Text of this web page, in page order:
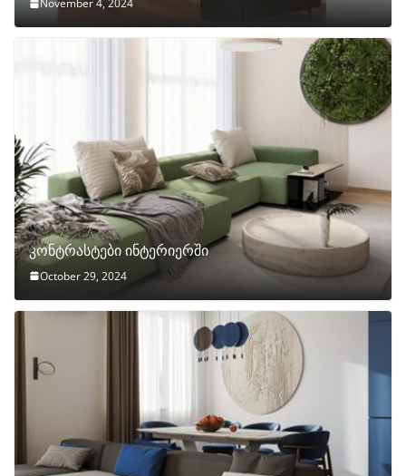
November 4, 2024
კონტრასტები ინტერიერში
October 29, 2024